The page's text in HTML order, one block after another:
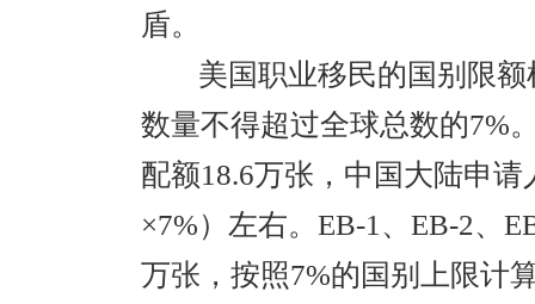
盾。
美国职业移民的国别限
数量不得超过全球总数的7%
配额18.6万张，中国大陆申
×7%）左右。EB-1、EB-2、
万张，按照7%的国别上限计